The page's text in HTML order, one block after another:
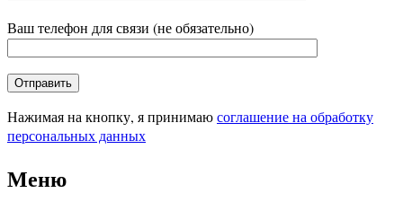
Ваш телефон для связи (не обязательно)
Нажимая на кнопку, я принимаюсоглашение на обработку
персональных данных
Меню